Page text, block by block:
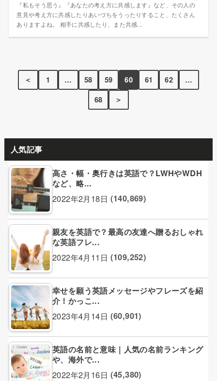
『私もそう思う』『あなたの考え方に共感します』など、その人の
意見や考え方に共感したりあいづちをうったりすること、たくさん
ありますよね。 相手に共感したり、また共感...
＜ 1 … 58 59 60 61 62
…
68
＞
人気記事
高さ・幅・奥行きは英語で？LWHやWDH
など、略...
2022年2月18日 (140,869)
親友を英語で？最高の友達へ贈るおしゃれ
な英語フレ...
2022年4月11日 (109,252)
幸せを願う英語メッセージやフレーズを紹
介！かっこ...
2023年4月14日 (60,901)
英語の名前と意味｜人気の名前ランキング
や、海外で...
2022年2月16日 (45,380)